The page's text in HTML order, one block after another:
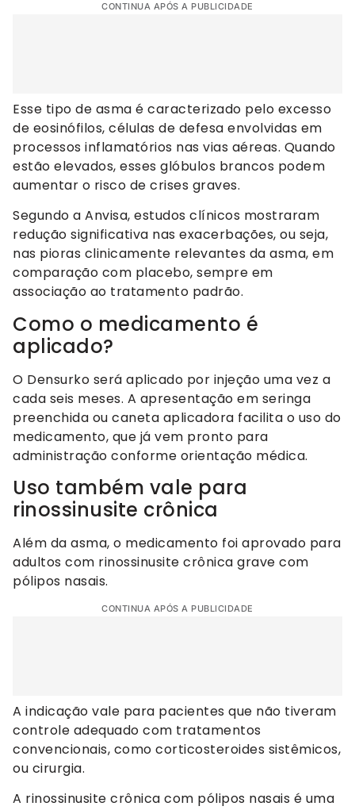
CONTINUA APÓS A PUBLICIDADE
Esse tipo de asma é caracterizado pelo excesso
de eosinófilos, células de defesa envolvidas em
processos inflamatórios nas vias aéreas. Quando
estão elevados, esses glóbulos brancos podem
aumentar o risco de crises graves.
Segundo a Anvisa, estudos clínicos mostraram
redução significativa nas exacerbações, ou seja,
nas pioras clinicamente relevantes da asma, em
comparação com placebo, sempre em
associação ao tratamento padrão.
Como o medicamento é
aplicado?
O Densurko será aplicado por injeção uma vez a
cada seis meses. A apresentação em seringa
preenchida ou caneta aplicadora facilita o uso do
medicamento, que já vem pronto para
administração conforme orientação médica.
Uso também vale para
rinossinusite crônica
Além da asma, o medicamento foi aprovado para
adultos com rinossinusite crônica grave com
pólipos nasais.
CONTINUA APÓS A PUBLICIDADE
A indicação vale para pacientes que não tiveram
controle adequado com tratamentos
convencionais, como corticosteroides sistêmicos,
ou cirurgia.
A rinossinusite crônica com pólipos nasais é uma